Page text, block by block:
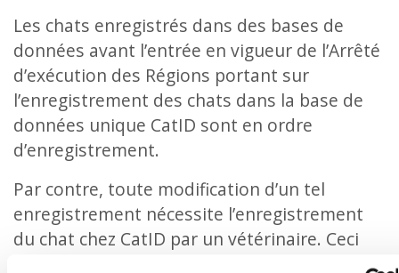
Les chats enregistrés dans des bases de
données avant l’entrée en vigueur de l’Arrêté
d’exécution des Régions portant sur
l’enregistrement des chats dans la base de
données unique CatID sont en ordre
d’enregistrement.
Par contre, toute modification d’un tel
enregistrement nécessite l’enregistrement
du chat chez CatID par un vétérinaire. Ceci